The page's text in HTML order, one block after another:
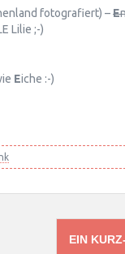
fotografiert) –E
Lilie ;-)
Eiche :-)
EIN